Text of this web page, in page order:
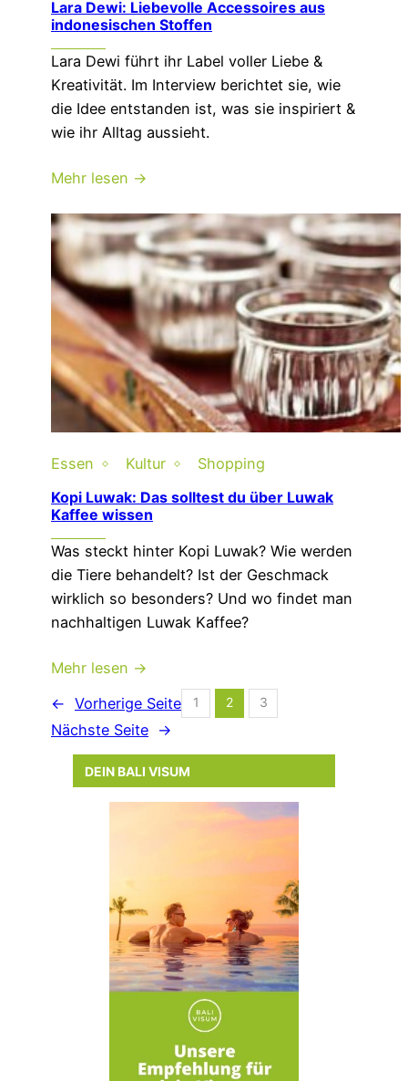
Lara Dewi: Liebevolle Accessoires aus
indonesischen Stoffen
Lara Dewi führt ihr Label voller Liebe &
Kreativität. Im Interview berichtet sie, wie
die Idee entstanden ist, was sie inspiriert &
wie ihr Alltag aussieht.
Mehr lesen →
Essen Kultur Shopping
Kopi Luwak: Das solltest du über Luwak
Kaffee wissen
Was steckt hinter Kopi Luwak? Wie werden
die Tiere behandelt? Ist der Geschmack
wirklich so besonders? Und wo findet man
nachhaltigen Luwak Kaffee?
Mehr lesen →
← Vorherige Seite 1 2 3
Nächste Seite →
DEIN BALI VISUM